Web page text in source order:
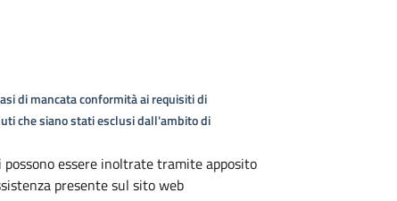
di mancata conformità ai requisiti di
che siano stati esclusi dall'ambito di
essere inoltrate tramite apposito
presente sul sito web